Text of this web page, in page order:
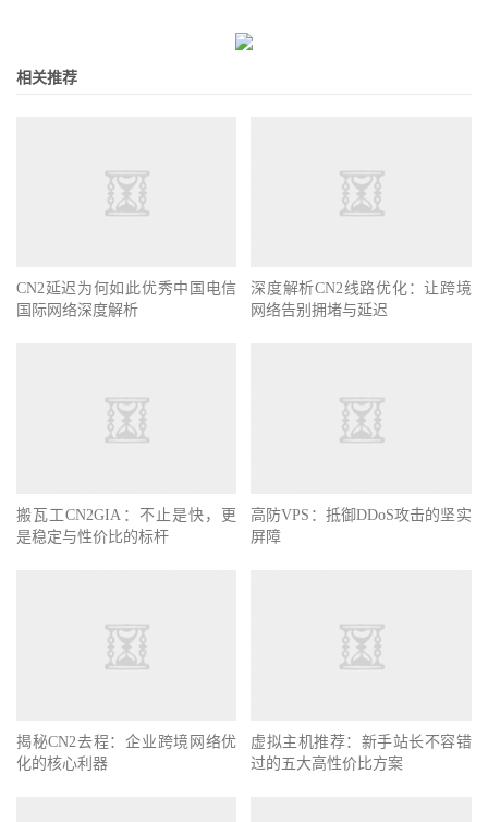
相关推荐
CN2延迟为何如此优秀中国电信
国际网络深度解析
深度解析CN2线路优化：让跨境
网络告别拥堵与延迟
搬瓦工CN2GIA：不止是快，更
是稳定与性价比的标杆
高防VPS：抵御DDoS攻击的坚实
屏障
揭秘CN2去程：企业跨境网络优
化的核心利器
虚拟主机推荐：新手站长不容错
过的五大高性价比方案